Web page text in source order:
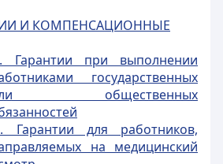
И КОМПЕНСАЦИОННЫЕ
Гарантии при выполнении
государственных
общественных
Гарантии для работников,
на медицинский